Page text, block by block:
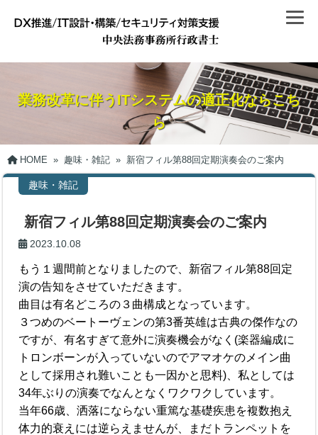
業務改革に伴うITシステムの適正化ならこち
ら
HOME » 趣味・雑記 » 新宿フィル第88回定期演奏会のご案内
趣味・雑記
新宿フィル第88回定期演奏会のご案内
2023.10.08
もう１週間前となりましたので、新宿フィル第88回定
演の告知をさせていただきます。
曲目は有名どころの３曲構成となっています。
３つめのベートーヴェンの第3番英雄は古典の傑作なの
ですが、有名すぎて意外に演奏機会がなく(楽器編成に
トロンボーンが入っていないのでアマオケのメイン曲
として採用され難いことも一因かと思料)、私としては
34年ぶりの演奏でなんとなくワクワクしています。
当年66歳、洒落にならない重篤な基礎疾患を複数抱え
体力的衰えには逆らえませんが、まだトランペットを